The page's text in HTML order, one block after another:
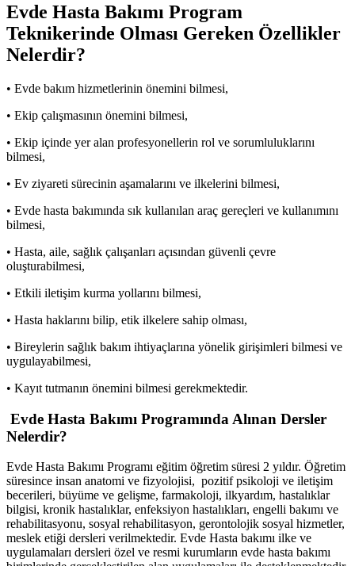
Evde Hasta Bakımı Program
Teknikerinde Olması Gereken Özellikler
Nelerdir?
• Evde bakım hizmetlerinin önemini bilmesi,
• Ekip çalışmasının önemini bilmesi,
• Ekip içinde yer alan profesyonellerin rol ve sorumluluklarını
bilmesi,
• Ev ziyareti sürecinin aşamalarını ve ilkelerini bilmesi,
• Evde hasta bakımında sık kullanılan araç gereçleri ve kullanımını
bilmesi,
• Hasta, aile, sağlık çalışanları açısından güvenli çevre
oluşturabilmesi,
• Etkili iletişim kurma yollarını bilmesi,
• Hasta haklarını bilip, etik ilkelere sahip olması,
• Bireylerin sağlık bakım ihtiyaçlarına yönelik girişimleri bilmesi ve
uygulayabilmesi,
• Kayıt tutmanın önemini bilmesi gerekmektedir.
Evde Hasta Bakımı Programında Alınan Dersler
Nelerdir?
Evde Hasta Bakımı Programı eğitim öğretim süresi 2 yıldır. Öğretim
süresince insan anatomi ve fizyolojisi, pozitif psikoloji ve iletişim
becerileri, büyüme ve gelişme, farmakoloji, ilkyardım, hastalıklar
bilgisi, kronik hastalıklar, enfeksiyon hastalıkları, engelli bakımı ve
rehabilitasyonu, sosyal rehabilitasyon, gerontolojik sosyal hizmetler,
meslek etiği dersleri verilmektedir. Evde Hasta bakımı ilke ve
uygulamaları dersleri özel ve resmi kurumların evde hasta bakımı